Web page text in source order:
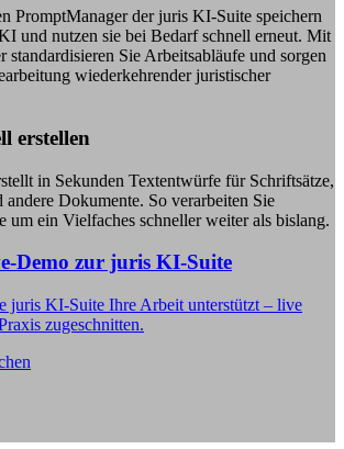
PromptManager der juris KI-Suite speichern
und nutzen sie bei Bedarf schnell erneut. Mit
standardisieren Sie Arbeitsabläufe und sorgen
wiederkehrender juristischer
erstellen
in Sekunden Textentwürfe für Schriftsätze,
andere Dokumente. So verarbeiten Sie
um ein Vielfaches schneller weiter als bislang.
Demo zur juris KI-Suite
juris KI-Suite Ihre Arbeit unterstützt – live
zugeschnitten.